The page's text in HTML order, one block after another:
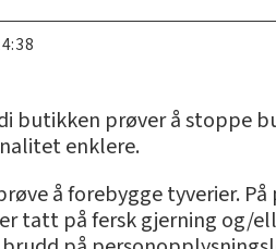
butikken prøver å stoppe
enklere.
å forebygge tyverier.
tatt på fersk gjerning og/